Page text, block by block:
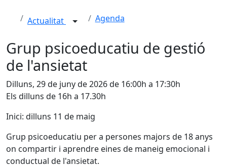
Actualitat Agenda
Grup psicoeducatiu de gestió
de l'ansietat
Dilluns, 29 de juny de 2026 de 16:00h a 17:30h
Els dilluns de 16h a 17.30h
Inici: dilluns 11 de maig
Grup psicoeducatiu per a persones majors de 18 anys
on compartir i aprendre eines de maneig emocional i
conductual de l'ansietat.